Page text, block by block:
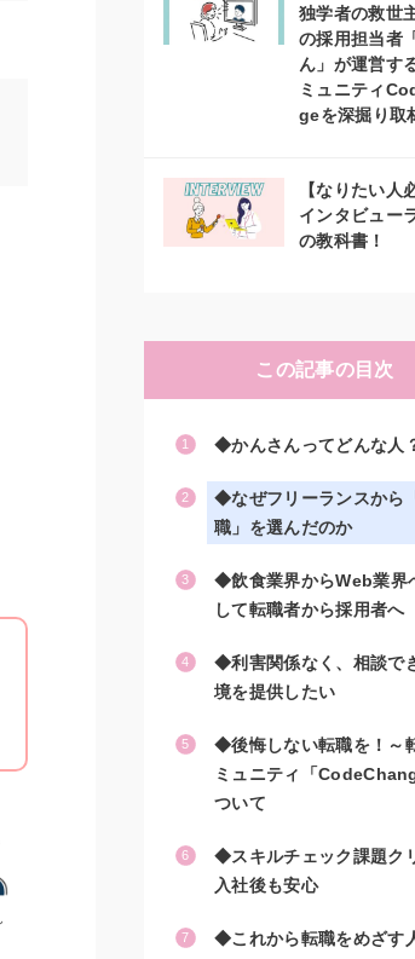
独学者の救世
の採用担当者
ん」が運営す
ミュニティ
geを深掘り取
【なりたい人
インタビュー
の教科書！
この記事の目次
◆かんさんってどんな人
◆なぜフリーランスから
職」を選んだのか
◆飲食業界からWeb業界
して転職者から採用者へ
◆利害関係なく、相談で
境を提供したい
◆後悔しない転職を！～
ミュニティ「
ついて
◆スキルチェック課題ク
入社後も安心
◆これから転職をめざす